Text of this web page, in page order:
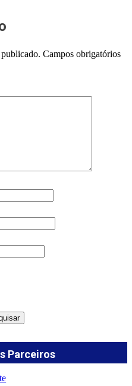
Campos obrigatórios
Parceiros